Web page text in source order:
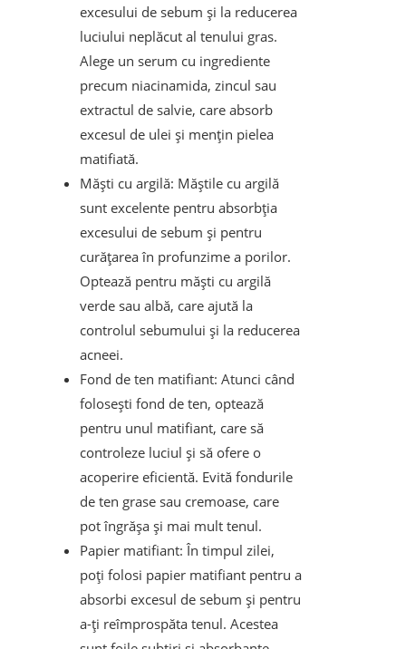
excesului de sebum și la reducerea
luciului neplăcut al tenului gras.
Alege un serum cu ingrediente
precum niacinamida, zincul sau
extractul de salvie, care absorb
excesul de ulei și mențin pielea
matifiată.
Măști cu argilă: Măștile cu argilă
sunt excelente pentru absorbția
excesului de sebum și pentru
curățarea în profunzime a porilor.
Optează pentru măști cu argilă
verde sau albă, care ajută la
controlul sebumului și la reducerea
acneei.
Fond de ten matifiant: Atunci când
folosești fond de ten, optează
pentru unul matifiant, care să
controleze luciul și să ofere o
acoperire eficientă. Evită fondurile
de ten grase sau cremoase, care
pot îngrășa și mai mult tenul.
Papier matifiant: În timpul zilei,
poți folosi papier matifiant pentru a
absorbi excesul de sebum și pentru
a-ți reîmprospăta tenul. Acestea